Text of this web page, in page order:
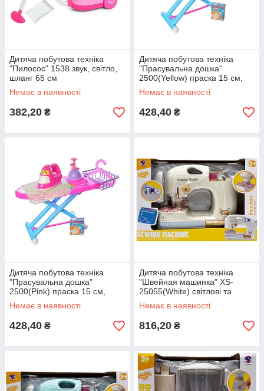
Дитяча побутова техніка
"Пилосос" 1538 звук, світло,
шланг 65 см
Немає в наявності
382,20 ₴
Дитяча побутова техніка
"Прасувальна дошка"
2500(Yellow) праска 15 см,
кошик, вішалка
Немає в наявності
428,40 ₴
Дитяча побутова техніка
"Прасувальна дошка"
2500(Pink) праска 15 см,
кошик, вішалка
Немає в наявності
428,40 ₴
Дитяча побутова техніка
"Швейная машинка" XS-
25055(White) світлові та
звукові ефекти
Немає в наявності
816,20 ₴